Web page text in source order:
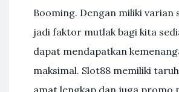
Booming. Dengan miliki varian
jadi faktor mutlak bagi kita
dapat mendapatkan
maksimal. Slot88 memiliki
amat lengkap dan juga promo